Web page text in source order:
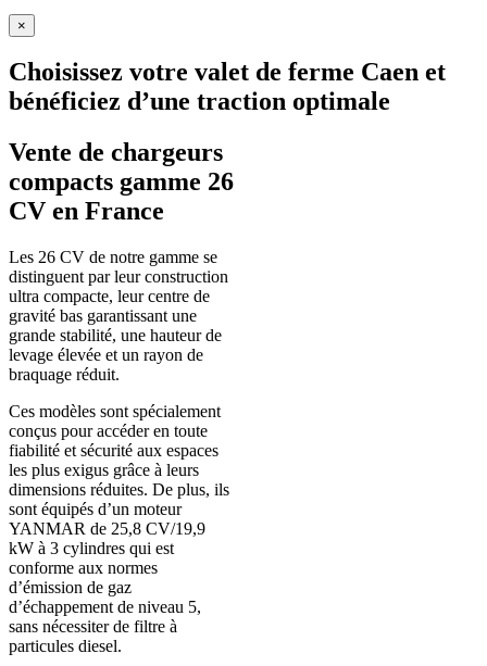
×
Choisissez votre valet de ferme Caen et
bénéficiez d’une traction optimale
Vente de chargeurs
compacts gamme 26
CV en France
Les 26 CV de notre gamme se
distinguent par leur construction
ultra compacte, leur centre de
gravité bas garantissant une
grande stabilité, une hauteur de
levage élevée et un rayon de
braquage réduit.
Ces modèles sont spécialement
conçus pour accéder en toute
fiabilité et sécurité aux espaces
les plus exigus grâce à leurs
dimensions réduites. De plus, ils
sont équipés d’un moteur
YANMAR de 25,8 CV/19,9
kW à 3 cylindres qui est
conforme aux normes
d’émission de gaz
d’échappement de niveau 5,
sans nécessiter de filtre à
particules diesel.